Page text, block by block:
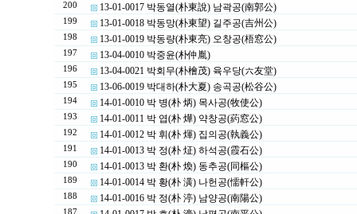
200 13-01-0017 박동열(朴東說) 남곽공(南郭公)
199 13-01-0018 박동망(朴東望) 길주공(吉州公)
198 13-01-0019 박동량(朴東亮) 오창공(梧窓公)
197 13-04-0010 박중윤(朴仲胤)
196 13-04-0021 박회무(朴檜茂) 육우당(六友堂)
195 13-06-0019 박대하(朴大夏) 송곡공(松谷公)
194 14-01-0010 박 병(朴 炳) 목사공(牧使公)
193 14-01-0011 박 엽(朴 燁) 약창공(葯窓公)
192 14-01-0012 박 휘(朴 煇) 집의공(執義公)
191 14-01-0013 박 정(朴 炡) 하석공(霞石公)
190 14-01-0013 박 환(朴 煥) 동추공(同樞公)
189 14-01-0014 박 황(朴 潢) 나헌공(懦軒公)
188 14-01-0016 박 정(朴 渟) 남양공(南陽公)
187